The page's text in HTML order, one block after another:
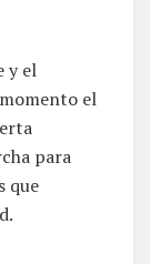
y el
el
para
que